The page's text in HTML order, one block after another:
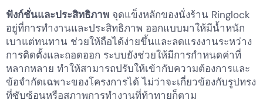
ฟังก์ชั่นและประสิทธิภาพ จุดแข็งหลักของนั่งร้าน Ringlock
อยู่ที่การทำงานและประสิทธิภาพ ออกแบบมาให้มีน้ำหนัก
เบาแต่ทนทาน ช่วยให้ถือได้ง่ายขึ้นและลดแรงงานระหว่าง
การติดตั้งและถอดออก ระบบยังช่วยให้มีการกำหนดค่าที่
หลากหลาย ทำให้สามารถปรับให้เข้ากับความต้องการและ
ข้อจำกัดเฉพาะของโครงการได้ ไม่ว่าจะเกี่ยวข้องกับรูปทรง
ที่ซับซ้อนหรือสภาพการทำงานที่ท้าทายก็ตาม